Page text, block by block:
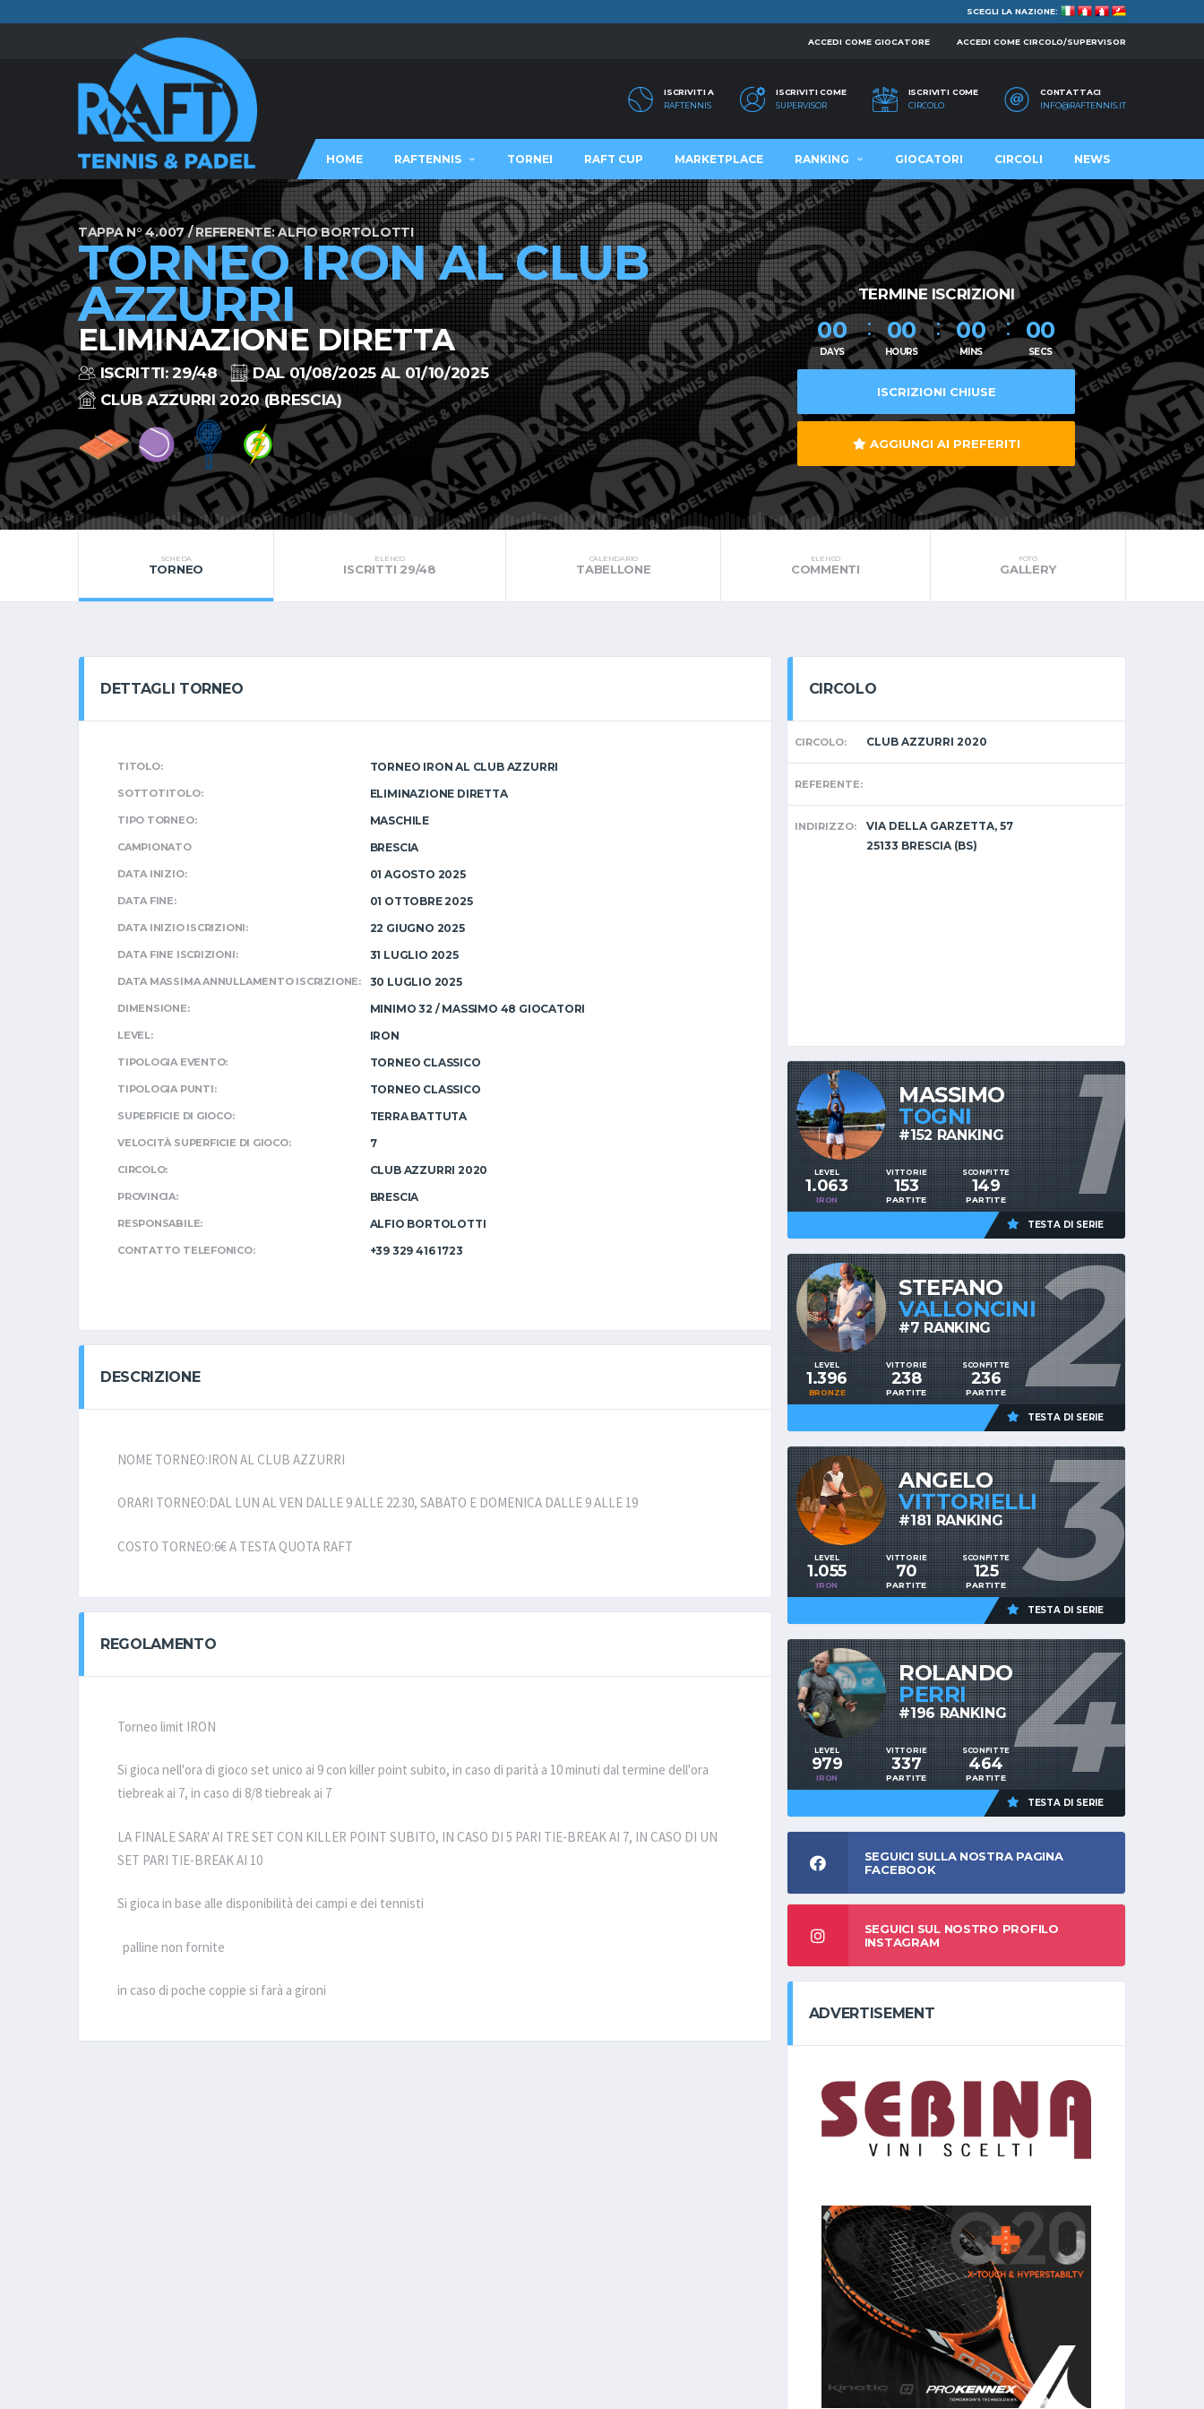
SCEGLI LA NAZIONE:
ACCEDI COME GIOCATORE ACCEDI COME CIRCOLO/SUPERVISOR
ISCRIVITI A
RAFTENNIS
ISCRIVITI COME
SUPERVISOR
ISCRIVITI COME
CIRCOLO
CONTATTACI
INFO@RAFTENNIS.IT
HOME RAFTENNIS TORNEI RAFT CUP MARKETPLACE RANKING GIOCATORI CIRCOLI NEWS
TAPPA N° 4.007 / REFERENTE: ALFIO BORTOLOTTI
TORNEO IRON AL CLUB
AZZURRI
ELIMINAZIONE DIRETTA
ISCRITTI: 29/48
DAL 01/08/2025 AL 01/10/2025
CLUB AZZURRI 2020 (BRESCIA)
TERMINE ISCRIZIONI
00
DAYS
00
HOURS
00
MINS
00
SECS
ISCRIZIONI CHIUSE
AGGIUNGI AI PREFERITI
SCHEDA
TORNEO
ELENCO
ISCRITTI 29/48
CALENDARIO
TABELLONE
ELENCO
COMMENTI
FOTO
GALLERY
DETTAGLI TORNEO
TITOLO: TORNEO IRON AL CLUB AZZURRI
SOTTOTITOLO: ELIMINAZIONE DIRETTA
TIPO TORNEO: MASCHILE
CAMPIONATO BRESCIA
DATA INIZIO: 01 AGOSTO 2025
DATA FINE: 01 OTTOBRE 2025
DATA INIZIO ISCRIZIONI: 22 GIUGNO 2025
DATA FINE ISCRIZIONI: 31 LUGLIO 2025
DATA MASSIMA ANNULLAMENTO ISCRIZIONE: 30 LUGLIO 2025
DIMENSIONE: MINIMO 32 / MASSIMO 48 GIOCATORI
LEVEL: IRON
TIPOLOGIA EVENTO: TORNEO CLASSICO
TIPOLOGIA PUNTI: TORNEO CLASSICO
SUPERFICIE DI GIOCO: TERRA BATTUTA
VELOCITÀ SUPERFICIE DI GIOCO: 7
CIRCOLO: CLUB AZZURRI 2020
PROVINCIA: BRESCIA
RESPONSABILE: ALFIO BORTOLOTTI
CONTATTO TELEFONICO: +39 329 416 1723
DESCRIZIONE
NOME TORNEO:IRON AL CLUB AZZURRI
ORARI TORNEO:DAL LUN AL VEN DALLE 9 ALLE 22.30, SABATO E DOMENICA DALLE 9 ALLE 19
COSTO TORNEO:6€ A TESTA QUOTA RAFT
REGOLAMENTO
Torneo limit IRON
Si gioca nell'ora di gioco set unico ai 9 con killer point subito, in caso di parità a 10 minuti dal termine dell'ora
tiebreak ai 7, in caso di 8/8 tiebreak ai 7
LA FINALE SARA' AI TRE SET CON KILLER POINT SUBITO, IN CASO DI 5 PARI TIE-BREAK AI 7, IN CASO DI UN
SET PARI TIE-BREAK AI 10
Si gioca in base alle disponibilità dei campi e dei tennisti
palline non fornite
in caso di poche coppie si farà a gironi
CIRCOLO
CIRCOLO: CLUB AZZURRI 2020
REFERENTE:
INDIRIZZO:
VIA DELLA GARZETTA, 57
25133 BRESCIA (BS)
1
MASSIMO
TOGNI
#152 RANKING
LEVEL
1.063
IRON
VITTORIE
153
PARTITE
SCONFITTE
149
PARTITE
TESTA DI SERIE
2
STEFANO
VALLONCINI
#7 RANKING
LEVEL
1.396
BRONZE
VITTORIE
238
PARTITE
SCONFITTE
236
PARTITE
TESTA DI SERIE
3
ANGELO
VITTORIELLI
#181 RANKING
LEVEL
1.055
IRON
VITTORIE
70
PARTITE
SCONFITTE
125
PARTITE
TESTA DI SERIE
4
ROLANDO
PERRI
#196 RANKING
LEVEL
979
IRON
VITTORIE
337
PARTITE
SCONFITTE
464
PARTITE
TESTA DI SERIE
SEGUICI SULLA NOSTRA PAGINA
FACEBOOK
SEGUICI SUL NOSTRO PROFILO
INSTAGRAM
ADVERTISEMENT